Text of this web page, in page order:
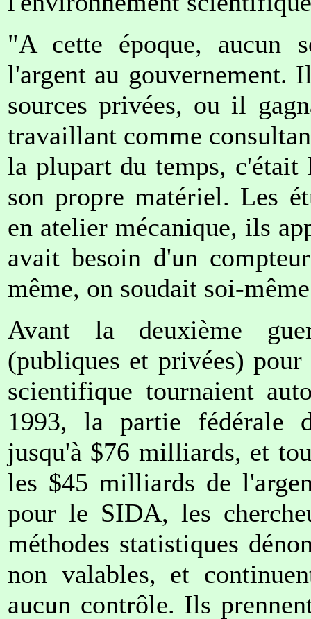
"A cette époque, aucun
l'argent au gouvernement.
sources privées, ou il
travaillant comme
la plupart du temps,
son propre matériel. Les
en atelier mécanique, ils
avait besoin d'un
même, on soudait soi-
Avant la deuxième
(publiques et privées)
scientifique tournaient
1993, la partie fédérale
jusqu'à $76 milliards, et
les $45 milliards de
pour le SIDA, les
méthodes statistiques
non valables, et
aucun contrôle. Ils